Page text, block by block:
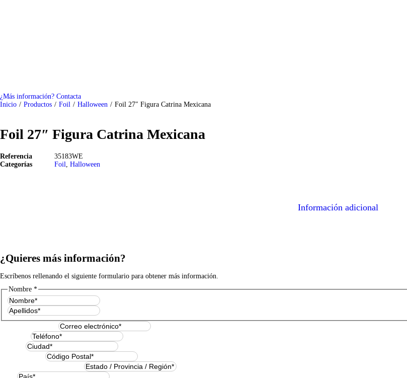
¿Más información? Contacta
Inicio / Productos / Foil / Halloween / Foil 27″ Figura Catrina Mexicana
Foil 27″ Figura Catrina Mexicana
Referencia
35183WE
Categorías
Foil Halloween
Información adicional
¿Quieres más información?
Escríbenos rellenando el siguiente formulario para obtener más información.
Nombre *
Nombre
Apellidos